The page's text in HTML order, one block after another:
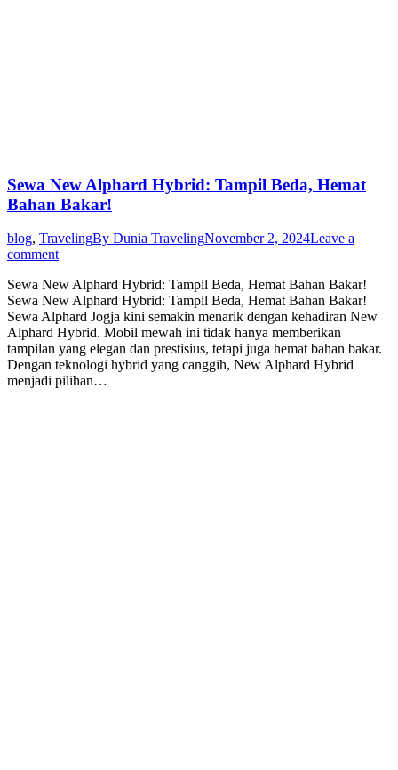
Sewa New Alphard Hybrid: Tampil Beda, Hemat
Bahan Bakar!
blog, TravelingBy Dunia TravelingNovember 2, 2024Leave a
comment
Sewa New Alphard Hybrid: Tampil Beda, Hemat Bahan Bakar!
Sewa New Alphard Hybrid: Tampil Beda, Hemat Bahan Bakar!
Sewa Alphard Jogja kini semakin menarik dengan kehadiran New
Alphard Hybrid. Mobil mewah ini tidak hanya memberikan
tampilan yang elegan dan prestisius, tetapi juga hemat bahan bakar.
Dengan teknologi hybrid yang canggih, New Alphard Hybrid
menjadi pilihan…